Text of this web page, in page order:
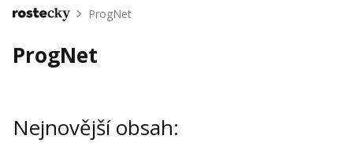
Mentoring
Solo
Inzerce
Domů ProgNet
ProgNet
Nejnovější obsah: